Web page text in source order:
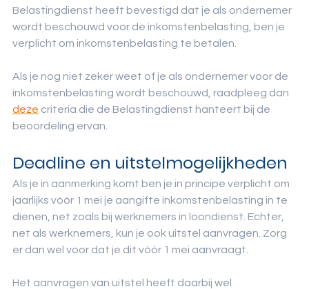
Belastingdienst heeft bevestigd dat je als ondernemer
wordt beschouwd voor de inkomstenbelasting, ben je
verplicht om inkomstenbelasting te betalen.
Als je nog niet zeker weet of je als ondernemer voor de
inkomstenbelasting wordt beschouwd, raadpleeg dan
deze criteria die de Belastingdienst hanteert bij de
beoordeling ervan.
Deadline en uitstelmogelijkheden
Als je in aanmerking komt ben je in principe verplicht om
jaarlijks vóór 1 mei je aangifte inkomstenbelasting in te
dienen, net zoals bij werknemers in loondienst. Echter,
net als werknemers, kun je ook uitstel aanvragen. Zorg
er dan wel voor dat je dit vóór 1 mei aanvraagt.
Het aanvragen van uitstel heeft daarbij wel